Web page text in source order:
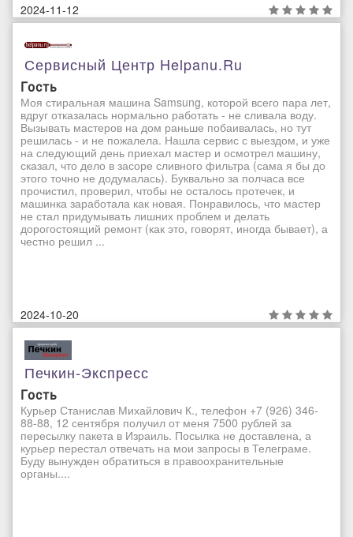
2024-11-12
Сервисный Центр Helpanu.ru
Гость
Моя стиральная машина Samsung, которой всего пара лет,
вдруг отказалась нормально работать - не сливала воду.
Вызывать мастеров на дом раньше побаивалась, но тут
решилась - и не пожалела. Нашла сервис с выездом, и уже
на следующий день приехал мастер и осмотрел машину,
сказал, что дело в засоре сливного фильтра (сама я бы до
этого точно не додумалась). Буквально за полчаса все
прочистил, проверил, чтобы не осталось протечек, и
машинка заработала как новая. Понравилось, что мастер
не стал придумывать лишних проблем и делать
дорогостоящий ремонт (как это, говорят, иногда бывает), а
честно решил ...
2024-10-20
Печкин-Экспресс
Гость
Курьер Станислав Михайлович К., телефон +7 (926) 346-
88-88, 12 сентября получил от меня 7500 рублей за
пересылку пакета в Израиль. Посылка не доставлена, а
курьер перестал отвечать на мои запросы в Телеграме.
Буду вынужден обратиться в правоохранительные
органы....